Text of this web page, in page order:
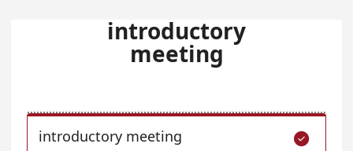
introductory
meeting

introductory meeting